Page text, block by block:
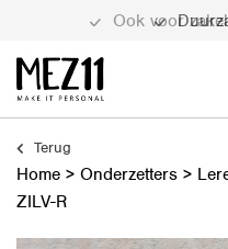
Terug
Home > Onderzetters >
ZILV-R